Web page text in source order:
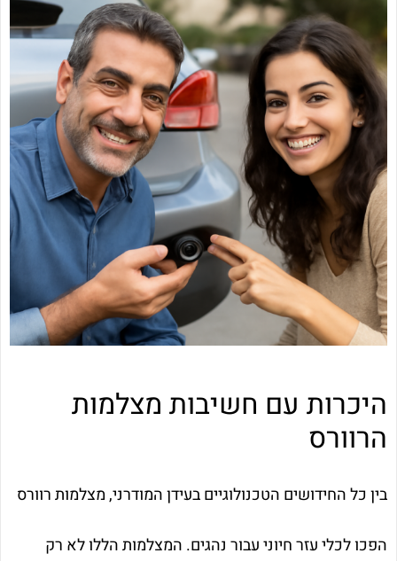
היכרות עם חשיבות מצלמות
הרוורס
בין כל החידושים הטכנולוגיים בעידן המודרני, מצלמות רוורס
הפכו לכלי עזר חיוני עבור נהגים. המצלמות הללו לא רק